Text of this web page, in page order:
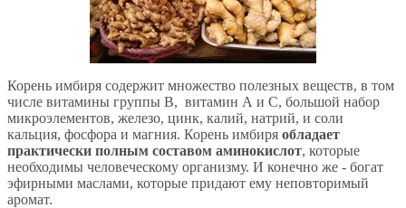
Корень имбиря содержит множество полезных веществ, в том
числе витамины группы В, витамин А и С, большой набор
микроэлементов, железо, цинк, калий, натрий, и соли
кальция, фосфора и магния. Корень имбиря обладает
практически полным составом аминокислот, которые
необходимы человеческому организму. И конечно же - богат
эфирными маслами, которые придают ему неповторимый
аромат.